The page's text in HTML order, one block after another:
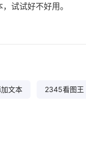
试试好不好用。
文本 2345看图王